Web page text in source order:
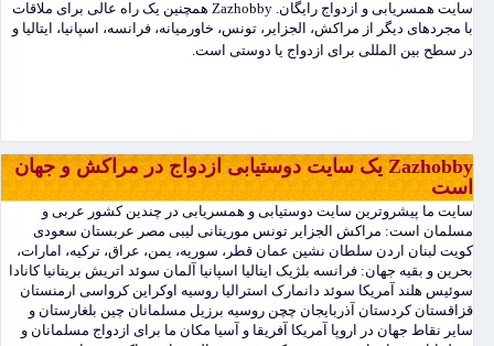
سایت همسریابی و ازدواج رایگان. Zazhobby همچنین یک راه عالی برای ملاقات
با مجردهای دیگر از مراکش، الجزایر، تونس، خاورمیانه، فرانسه، اسپانیا، ایتالیا و
در سطح بین المللی برای ازدواج یا دوستی است.
Zazhobby یک سایت دوستیابی ازدواج در مراکش و جهان
است
سایت ما پیشروترین سایت دوستیابی و همسریابی در چندین کشور عربی و
مسلمان است: مراکش الجزایر تونس موریتانی لیبی مصر عربستان سعودی
کویت لبنان اردن سلطان نشین عمان قطر، سوریه، یمن، عراق، ترکیه، امارات،
بحرین و بقیه جهان: فرانسه بلژیک ایتالیا اسپانیا آلمان سوئد اتریش بریتانیا کانادا
سوئیس هلند آمریکا سوئد دانمارک استرالیا روسیه اوکراین کرواسی ارمنستان
قزاقستان کردستان آذربایجان چچن روسیه برزیل مسلمانان چین بلغارستان و
سایر نقاط جهان در اروپا آمریکا آفریقا و آسیا مکان ما برای ازدواج مسلمانان و